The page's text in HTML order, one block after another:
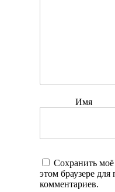
Имя
Сохранить моё
этом браузере
комментариев.